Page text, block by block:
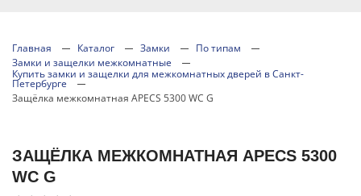
Главная Каталог Замки
По типам
Замки и защелки межкомнатные
Купить замки и защелки для межкомнатных дверей в Санкт-
Петербурге
Защёлка межкомнатная APECS 5300 WC G
ЗАЩЁЛКА МЕЖКОМНАТНАЯ APECS 5300
WC G